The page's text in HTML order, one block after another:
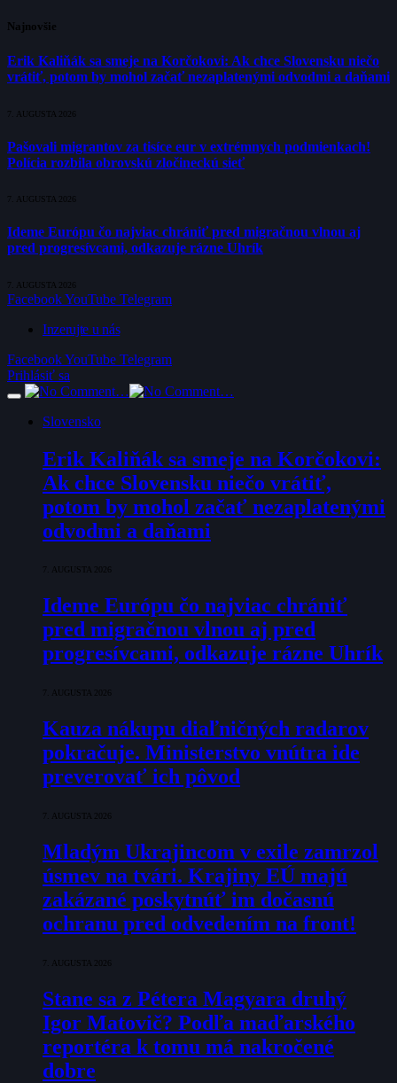
Najnovšie
Erik Kaliňák sa smeje na Korčokovi: Ak chce Slovensku niečo
vrátiť, potom by mohol začať nezaplatenými odvodmi a daňami
7. AUGUSTA 2026
Pašovali migrantov za tisíce eur v extrémnych podmienkach!
Polícia rozbila obrovskú zločineckú sieť
7. AUGUSTA 2026
Ideme Európu čo najviac chrániť pred migračnou vlnou aj
pred progresívcami, odkazuje rázne Uhrík
7. AUGUSTA 2026
FacebookYouTube Telegram
Inzerujte u nás
FacebookYouTube Telegram
Prihlásiť sa
Slovensko
Erik Kaliňák sa smeje na Korčokovi:
Ak chce Slovensku niečo vrátiť,
potom by mohol začať nezaplatenými
odvodmi a daňami
7. AUGUSTA 2026
Ideme Európu čo najviac chrániť
pred migračnou vlnou aj pred
progresívcami, odkazuje rázne Uhrík
7. AUGUSTA 2026
Kauza nákupu diaľničných radarov
pokračuje. Ministerstvo vnútra ide
preverovať ich pôvod
7. AUGUSTA 2026
Mladým Ukrajincom v exile zamrzol
úsmev na tvári. Krajiny EÚ majú
zakázané poskytnúť im dočasnú
ochranu pred odvedením na front!
7. AUGUSTA 2026
Stane sa z Pétera Magyara druhý
Igor Matovič? Podľa maďarského
reportéra k tomu má nakročené
dobre